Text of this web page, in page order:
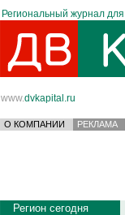
Региональный журнал
www.dvkapital.ru
О КОМПАНИИ РЕКЛАМА
Регион сегодня